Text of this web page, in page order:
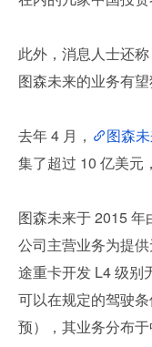
此外，消息人士还称
图森未来的业务有望
去年 4 月， 图森
集了超过 10 亿美元
图森未来于 2015 年
公司主营业务为提
途重卡开发 L4 级别
可以在规定的驾驶
预），其业务分布于